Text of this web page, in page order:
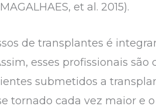
et al. 2015).
de transplantes é
esses profissionais
submetidos a
tornado cada vez maior e